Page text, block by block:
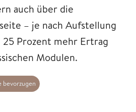
auch über die
– je nach Aufstellung
25 Prozent mehr Ertrag
Modulen.
bevorzugen